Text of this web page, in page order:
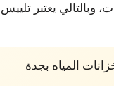
وبالتالي يعتبر
المياه بجدة